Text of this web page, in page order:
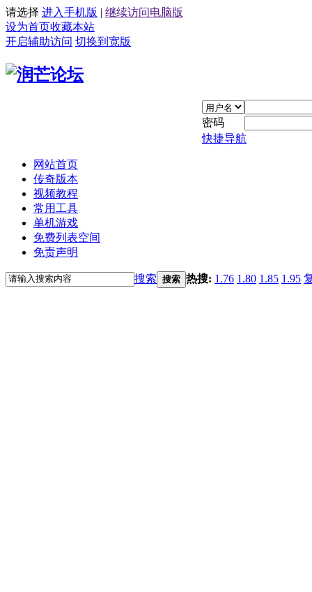
请选择 进入手机版 | 继续访问电脑版
设为首页收藏本站
开启辅助访问 切换到宽版
密码
快捷导航
网站首页
传奇版本
视频教程
常用工具
单机游戏
免费列表空间
免责声明
搜索 搜索 热搜: 1.76 1.80 1.85 1.95